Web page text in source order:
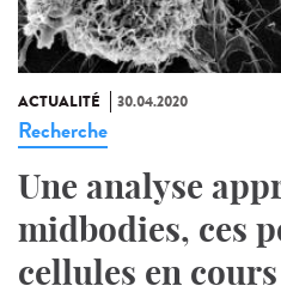
ACTUALITÉ 30.04.2020
Recherche
Une analyse
midbodies, ces
cellules en